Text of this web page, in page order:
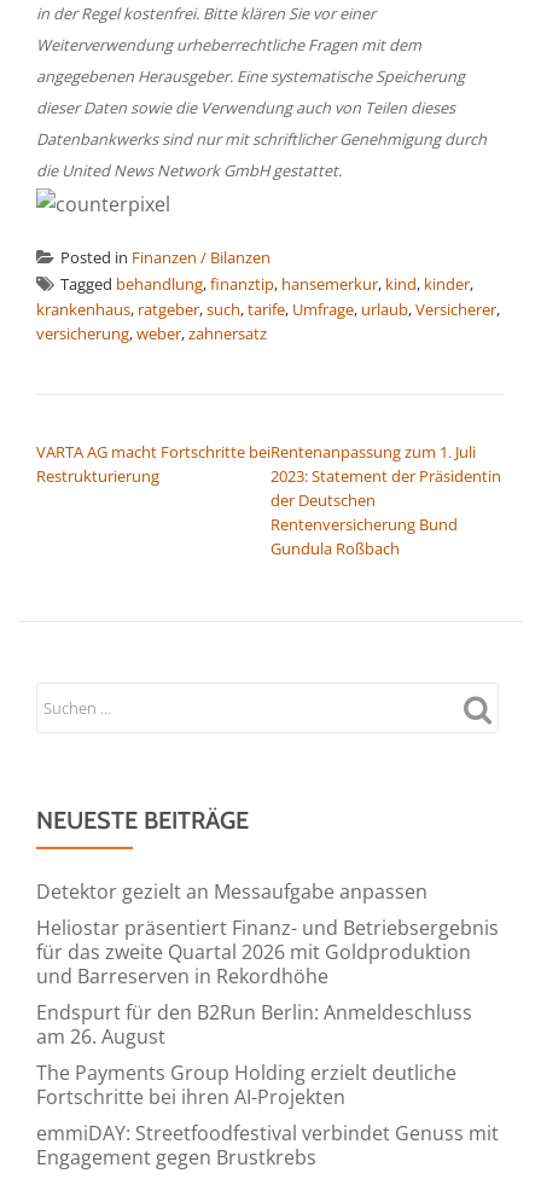
in der Regel kostenfrei. Bitte klären Sie vor einer
Weiterverwendung urheberrechtliche Fragen mit dem
angegebenen Herausgeber. Eine systematische Speicherung
dieser Daten sowie die Verwendung auch von Teilen dieses
Datenbankwerks sind nur mit schriftlicher Genehmigung durch
die United News Network GmbH gestattet.
Posted in Finanzen / Bilanzen
Tagged behandlung,finanztip, hansemerkur, kind, kinder,
krankenhaus, ratgeber,such,tarife, Umfrage, urlaub,Versicherer,
versicherung,weber,zahnersatz
VARTA AG macht Fortschritte bei
Restrukturierung
Rentenanpassung zum 1. Juli
2023: Statement der Präsidentin
der Deutschen
Rentenversicherung Bund
Gundula Roßbach
NEUESTE BEITRÄGE
Detektor gezielt an Messaufgabe anpassen
Heliostar präsentiert Finanz- und Betriebsergebnis
für das zweite Quartal 2026 mit Goldproduktion
und Barreserven in Rekordhöhe
Endspurt für den B2Run Berlin: Anmeldeschluss
am 26. August
The Payments Group Holding erzielt deutliche
Fortschritte bei ihren AI-Projekten
emmiDAY: Streetfoodfestival verbindet Genuss mit
Engagement gegen Brustkrebs